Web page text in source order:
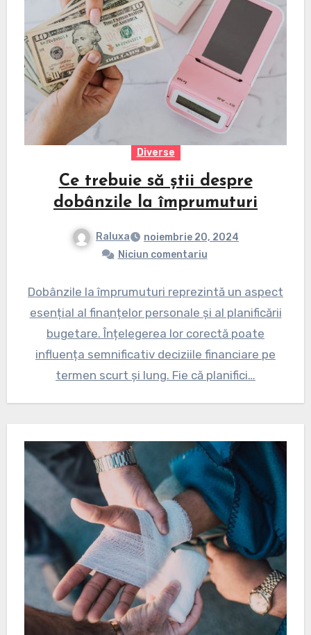
Diverse
Ce trebuie să știi despre
dobânzile la împrumuturi
Raluxa
noiembrie 20, 2024
Niciun comentariu
Dobânzile la împrumuturi reprezintă un aspect
esențial al finanțelor personale și al planificării
bugetare. Înțelegerea lor corectă poate
influența semnificativ deciziile financiare pe
termen scurt și lung. Fie că planifici…